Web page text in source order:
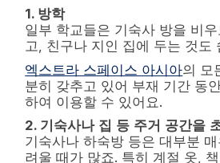
1. 방학
일부 학교들은 기숙사 방을 비
고, 친구나 지인 집에 두는 것도
엑스트라 스페이스 아시아의 모
분히 갖추고 있어 부재 기간 동
하여 이용할 수 있어요.
2. 기숙사나 집 등 주거 공간을
기숙사나 하숙방 등은 대부분
려울 때가 많죠. 특히 계절 옷,